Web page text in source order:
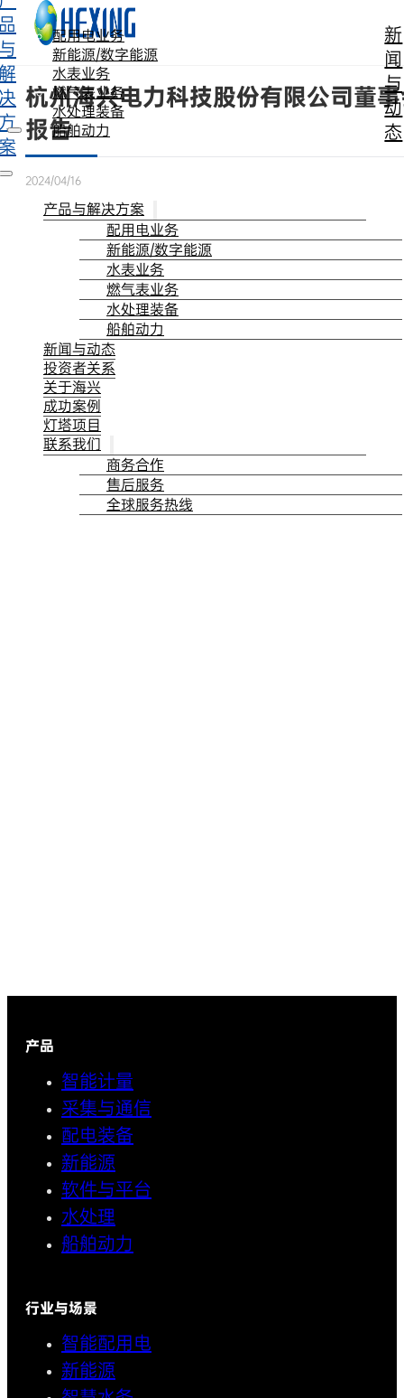
跳转到主要内容 跳转到页脚
配用电业务
新能源/数字能源
水表业务
燃气表业务
水处理装备
船舶动力
新
闻
与
动
态
产品与解决方案
配用电业务
新能源/数字能源
水表业务
燃气表业务
水处理装备
船舶动力
新闻与动态
投资者关系
关于海兴
成功案例
灯塔项目
联系我们
商务合作
售后服务
全球服务热线
杭州海兴电力科技股份有限公司董
报告
2024/04/16
产品
智能计量
采集与通信
配电装备
新能源
软件与平台
水处理
船舶动力
行业与场景
智能配用电
新能源